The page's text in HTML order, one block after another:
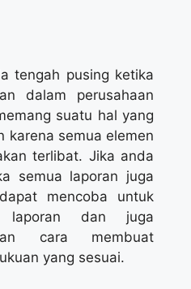
tengah pusing ketika
dalam perusahaan
suatu hal yang
karena semua elemen
terlibat. Jika anda
semua laporan juga
mencoba untuk
laporan dan juga
cara membuat
yang sesuai.